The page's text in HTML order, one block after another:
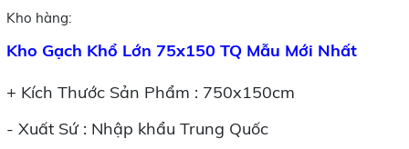
Kho hàng:
Kho Gạch Khổ Lớn 75x150 TQ Mẫu Mới Nhất
+ Kích Thước Sản Phẩm : 750x150cm
- Xuất Sứ : Nhập khẩu Trung Quốc